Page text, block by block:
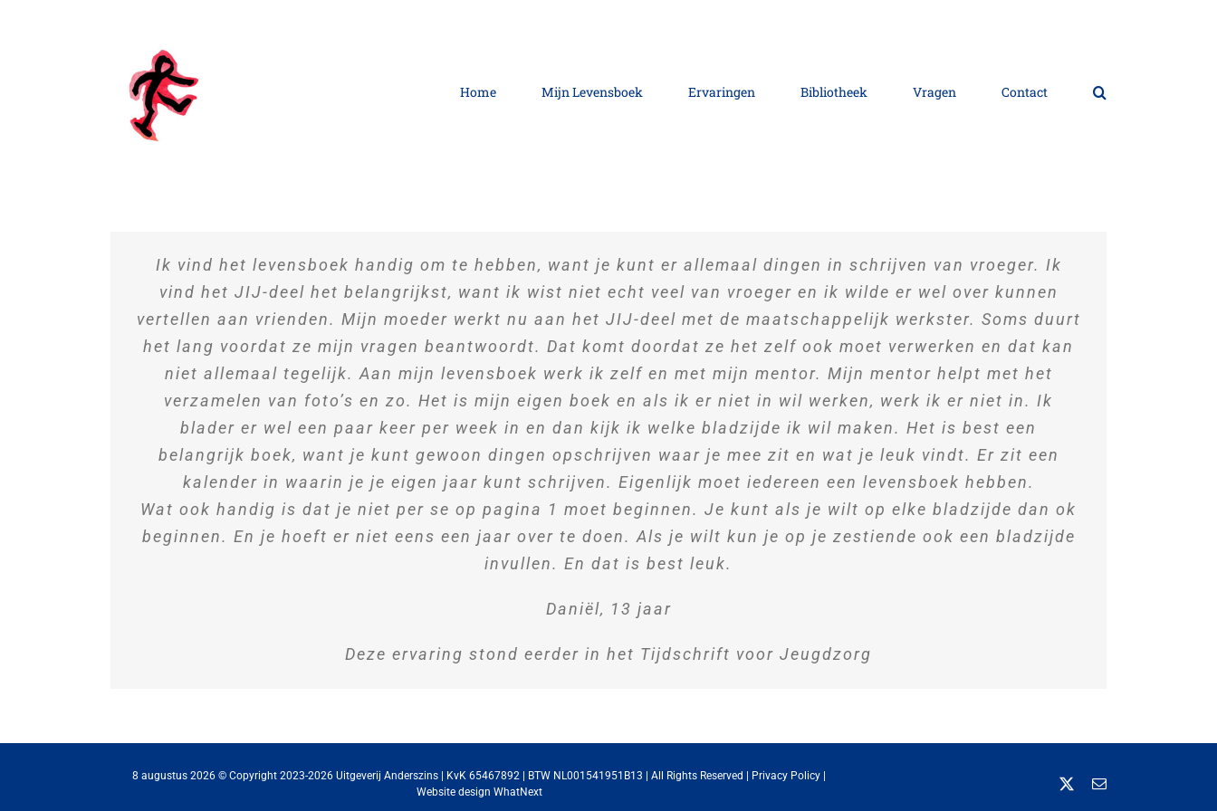
Home Mijn Levensboek Ervaringen Bibliotheek Vragen Contact
Ik vind het levensboek handig om te hebben, want je kunt er allemaal dingen in schrijven van vroeger. Ik
vind het JIJ-deel het belangrijkst, want ik wist niet echt veel van vroeger en ik wilde er wel over kunnen
vertellen aan vrienden. Mijn moeder werkt nu aan het JIJ-deel met de maatschappelijk werkster. Soms duurt
het lang voordat ze mijn vragen beantwoordt. Dat komt doordat ze het zelf ook moet verwerken en dat kan
niet allemaal tegelijk. Aan mijn levensboek werk ik zelf en met mijn mentor. Mijn mentor helpt met het
verzamelen van foto’s en zo. Het is mijn eigen boek en als ik er niet in wil werken, werk ik er niet in. Ik
blader er wel een paar keer per week in en dan kijk ik welke bladzijde ik wil maken. Het is best een
belangrijk boek, want je kunt gewoon dingen opschrijven waar je mee zit en wat je leuk vindt. Er zit een
kalender in waarin je je eigen jaar kunt schrijven. Eigenlijk moet iedereen een levensboek hebben.
Wat ook handig is dat je niet per se op pagina 1 moet beginnen. Je kunt als je wilt op elke bladzijde dan ok
beginnen. En je hoeft er niet eens een jaar over te doen. Als je wilt kun je op je zestiende ook een bladzijde
invullen. En dat is best leuk.
Daniël, 13 jaar
Deze ervaring stond eerder in het Tijdschrift voor Jeugdzorg
8 augustus 2026 © Copyright 2023-2026 Uitgeverij Anderszins | KvK 65467892 | BTW NL001541951B13 | All Rights Reserved | Privacy Policy |
Website design WhatNext